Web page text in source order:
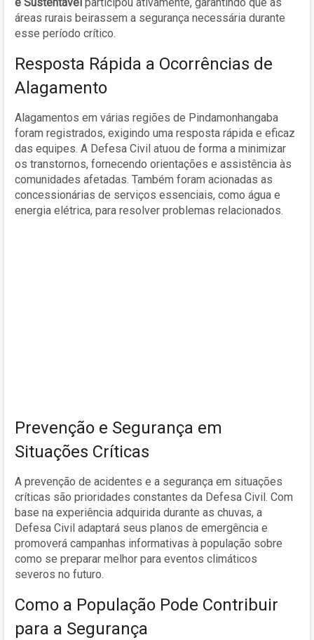
e Sustentável participou ativamente, garantindo que as
áreas rurais beirassem a segurança necessária durante
esse período crítico.
Resposta Rápida a Ocorrências de
Alagamento
Alagamentos em várias regiões de Pindamonhangaba
foram registrados, exigindo uma resposta rápida e eficaz
das equipes. A Defesa Civil atuou de forma a minimizar
os transtornos, fornecendo orientações e assistência às
comunidades afetadas. Também foram acionadas as
concessionárias de serviços essenciais, como água e
energia elétrica, para resolver problemas relacionados.
Prevenção e Segurança em
Situações Críticas
A prevenção de acidentes e a segurança em situações
críticas são prioridades constantes da Defesa Civil. Com
base na experiência adquirida durante as chuvas, a
Defesa Civil adaptará seus planos de emergência e
promoverá campanhas informativas à população sobre
como se preparar melhor para eventos climáticos
severos no futuro.
Como a População Pode Contribuir
para a Segurança